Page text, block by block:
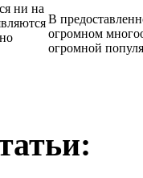
ни на
В
огромном
огромной